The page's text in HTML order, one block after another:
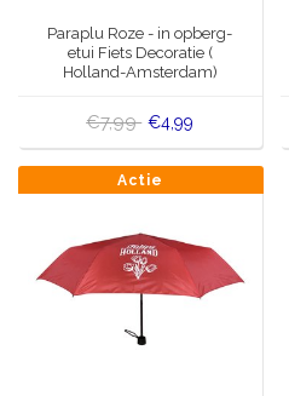
Wens & Ansichtkaarten
Koninghuis artikelen
Pins - Speldjes
Wandborden - Gekleurd en
Peper en Zout stelletjes
Delfts blauwe magneten
Paraplu Roze - in opberg-
etui Fiets Decoratie (
Holland-Amsterdam)
€7,99 €4,99
Actie